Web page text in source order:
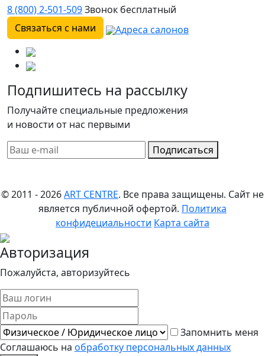
8 (800) 2-501-509Звонок бесплатный
Связаться с нами
Адреса салонов
Подпишитесь на рассылку
Получайте специальные предложения
и новости от нас первыми
Подписаться
© 2011 - 2026ART CENTRE. Все права защищены. Сайт не
является публичной офертой. Политика
конфидециальности Карта сайта
Авторизация
Пожалуйста, авторизуйтесь
Запомнить меня
Соглашаюсь на обработку персональных данных